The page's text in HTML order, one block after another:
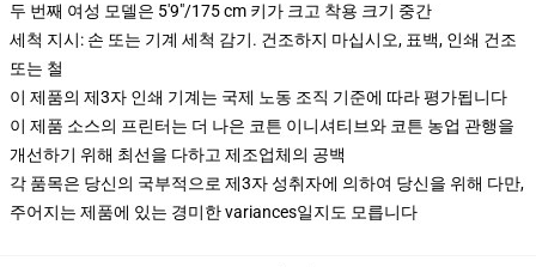
두 번째 여성 모델은 5'9"/175 cm 키가 크고 착용 크기 중간
세척 지시: 손 또는 기계 세척 감기. 건조하지 마십시오, 표백, 인쇄 건조
또는 철
이 제품의 제3자 인쇄 기계는 국제 노동 조직 기준에 따라 평가됩니다
이 제품 소스의 프린터는 더 나은 코튼 이니셔티브와 코튼 농업 관행을
개선하기 위해 최선을 다하고 제조업체의 공백
각 품목은 당신의 국부적으로 제3자 성취자에 의하여 당신을 위해 다만,
주어지는 제품에 있는 경미한 variances일지도 모릅니다